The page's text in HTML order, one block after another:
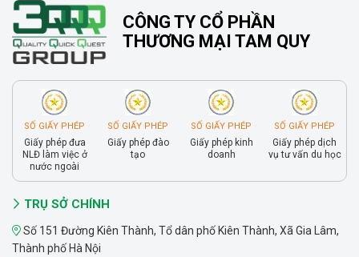
CÔNG TY CỔ PHẦN
THƯƠNG MẠI TAM QUY
SỐ GIẤY PHÉP
Giấy phép đưa
NLĐ làm việc ở
nước ngoài
SỐ GIẤY PHÉP
Giấy phép đào
tạo
SỐ GIẤY PHÉP
Giấy phép kinh
doanh
SỐ GIẤY PHÉP
Giấy phép dịch
vụ tư vấn du học
TRỤ SỞ CHÍNH
Số 151 Đường Kiên Thành, Tổ dân phố Kiên Thành, Xã Gia Lâm,
Thành phố Hà Nội